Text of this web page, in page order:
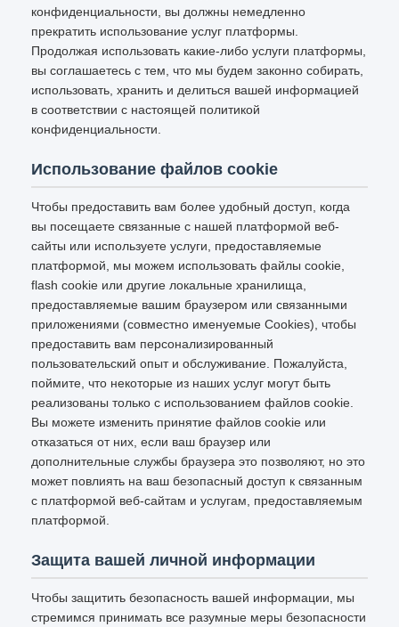
конфиденциальности, вы должны немедленно
прекратить использование услуг платформы.
Продолжая использовать какие-либо услуги платформы,
вы соглашаетесь с тем, что мы будем законно собирать,
использовать, хранить и делиться вашей информацией
в соответствии с настоящей политикой
конфиденциальности.
Использование файлов cookie
Чтобы предоставить вам более удобный доступ, когда
вы посещаете связанные с нашей платформой веб-
сайты или используете услуги, предоставляемые
платформой, мы можем использовать файлы cookie,
flash cookie или другие локальные хранилища,
предоставляемые вашим браузером или связанными
приложениями (совместно именуемые Cookies), чтобы
предоставить вам персонализированный
пользовательский опыт и обслуживание. Пожалуйста,
поймите, что некоторые из наших услуг могут быть
реализованы только с использованием файлов cookie.
Вы можете изменить принятие файлов cookie или
отказаться от них, если ваш браузер или
дополнительные службы браузера это позволяют, но это
может повлиять на ваш безопасный доступ к связанным
с платформой веб-сайтам и услугам, предоставляемым
платформой.
Защита вашей личной информации
Чтобы защитить безопасность вашей информации, мы
стремимся принимать все разумные меры безопасности